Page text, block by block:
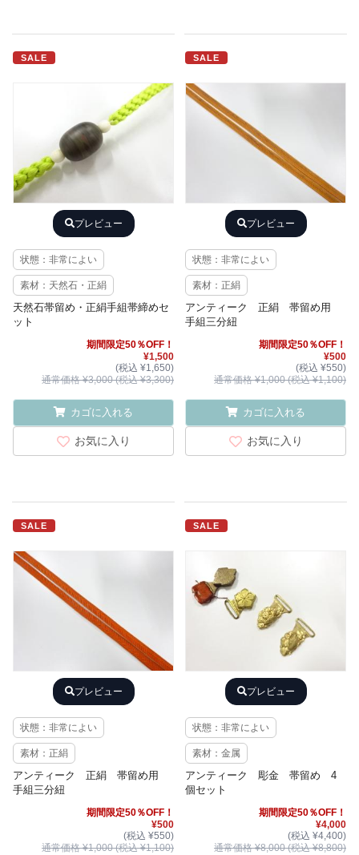
SALE
プレビュー
状態：非常によい
素材：天然石・正絹
天然石帯留め・正絹手組帯締めセ
ット
期間限定50％OFF！
¥1,500
(税込 ¥1,650)
通常価格 ¥3,000 (税込 ¥3,300)
カゴに入れる
お気に入り
SALE
プレビュー
状態：非常によい
素材：正絹
アンティーク 正絹 帯留め用
手組三分紐
期間限定50％OFF！
¥500
(税込 ¥550)
通常価格 ¥1,000 (税込 ¥1,100)
カゴに入れる
お気に入り
SALE
プレビュー
状態：非常によい
素材：正絹
アンティーク 正絹 帯留め用
手組三分紐
期間限定50％OFF！
¥500
(税込 ¥550)
通常価格 ¥1,000 (税込 ¥1,100)
SALE
プレビュー
状態：非常によい
素材：金属
アンティーク 彫金 帯留め 4
個セット
期間限定50％OFF！
¥4,000
(税込 ¥4,400)
通常価格 ¥8,000 (税込 ¥8,800)